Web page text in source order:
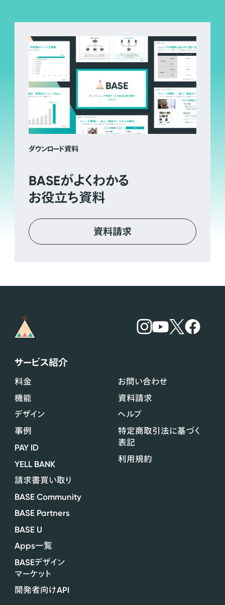
ダウンロード資料
BASEがよくわかる
お役立ち資料
資料請求
サービス紹介
料金
機能
デザイン
事例
PAY ID
YELL BANK
請求書買い取り
BASE Community
BASE Partners
BASE U
Apps一覧
BASEデザイン
マーケット
開発者向けAPI
お問い合わせ
資料請求
ヘルプ
特定商取引法に基づく
表記
利用規約